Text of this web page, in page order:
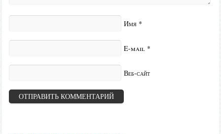
Имя *
E-mail *
Веб-сайт